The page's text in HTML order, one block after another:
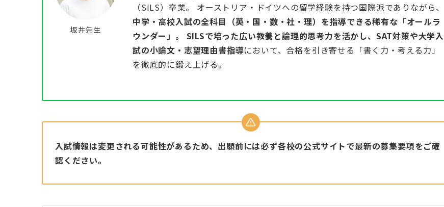
坂井先生
（SILS）卒業。 オーストリア・ドイツへの留学経験を持つ国際派でありながら、
中学・高校入試の全科目（英・国・数・社・理）を指導できる稀有な「オールラ
ウンダー」。 SILSで培った広い教養と論理的思考力を活かし、SAT対策や大学入
試の小論文・志望理由書指導において、合格を引き寄せる「書く力・考える力」
を徹底的に鍛え上げる。
入試情報は変更される可能性があるため、出願前には必ず各校の公式サイトで最新の募集要項をご確
認ください。